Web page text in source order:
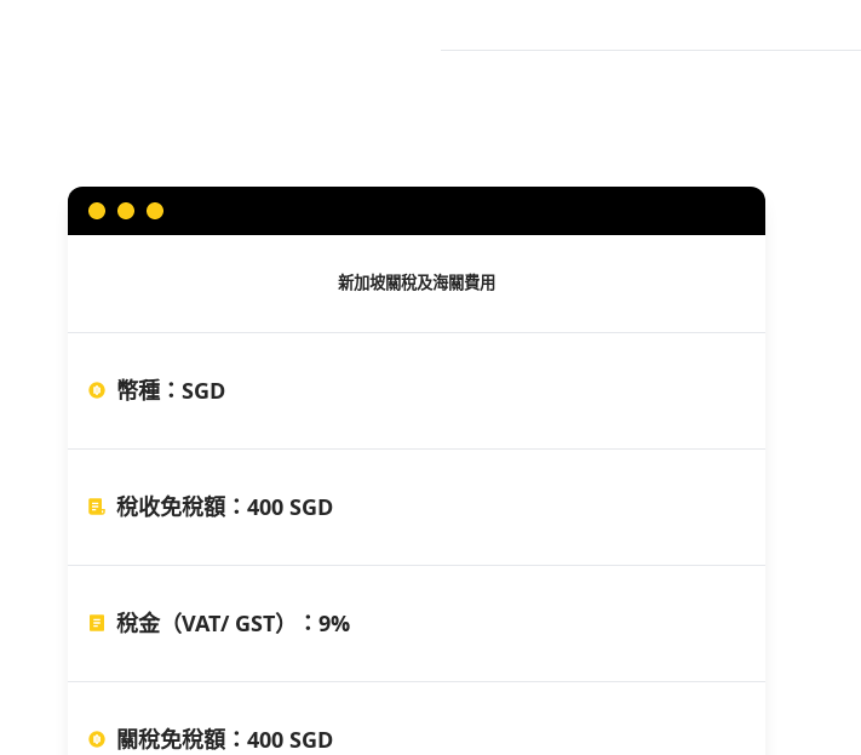
新加坡關稅及海關費用
幣種 ： SGD
稅收免稅額 ： 400 SGD
稅金（VAT/ GST） ： 9%
關稅免稅額 ： 400 SGD